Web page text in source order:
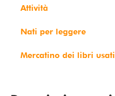
Attività
Nati per leggere
Mercatino dei libri usati